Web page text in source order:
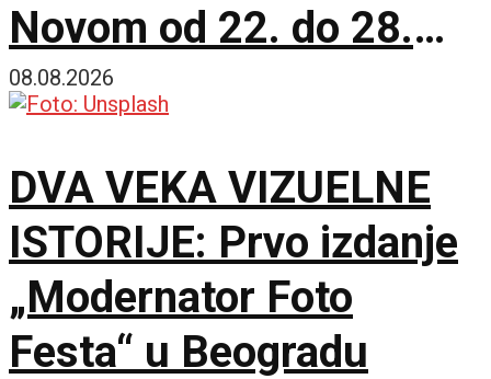
Novom od 22. do 28.
avgusta
08.08.2026
DVA VEKA VIZUELNE
ISTORIJE: Prvo izdanje
„Modernator Foto
Festa“ u Beogradu